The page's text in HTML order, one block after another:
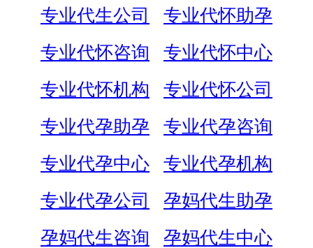
专业代生公司
专业代怀助孕
专业代怀咨询
专业代怀中心
专业代怀机构
专业代怀公司
专业代孕助孕
专业代孕咨询
专业代孕中心
专业代孕机构
专业代孕公司
孕妈代生助孕
孕妈代生咨询
孕妈代生中心